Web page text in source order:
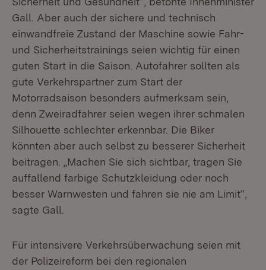
Gall. Aber auch der sichere und technisch
einwandfreie Zustand der Maschine sowie Fahr-
und Sicherheitstrainings seien wichtig für einen
guten Start in die Saison. Autofahrer sollten als
gute Verkehrspartner zum Start der
Motorradsaison besonders aufmerksam sein,
denn Zweiradfahrer seien wegen ihrer schmalen
Silhouette schlechter erkennbar. Die Biker
könnten aber auch selbst zu besserer Sicherheit
beitragen. „Machen Sie sich sichtbar, tragen Sie
auffallend farbige Schutzkleidung oder noch
besser Warnwesten und fahren sie nie am Limit“,
sagte Gall.
Für intensivere Verkehrsüberwachung seien mit
der Polizeireform bei den regionalen